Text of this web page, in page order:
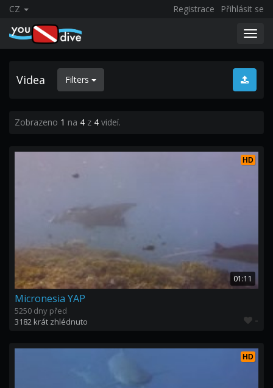
CZ Registrace Přihlásit se
Videa Filters
Zobrazeno 1 na 4 z 4 videí.
HD
01:11
Micronesia YAP
5250 dny před
3182 krát zhlédnuto
-
HD